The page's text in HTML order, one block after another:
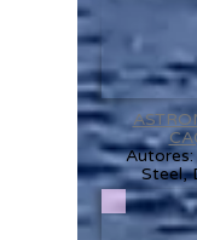
Autores:
Steel,